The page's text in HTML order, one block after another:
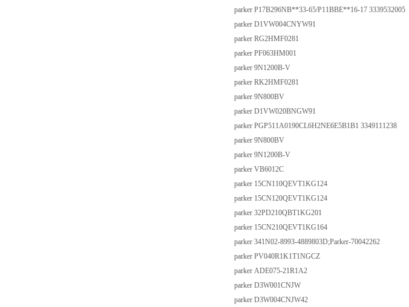
parker P17B296NB**33-65/P11BBE**16-17 3339532005
parker D1VW004CNYW91
parker RG2HMF0281
parker PF063HM001
parker 9N1200B-V
parker RK2HMF0281
parker 9N800BV
parker D1VW020BNGW91
parker PGP511A0190CL6H2NE6E5B1B1 3349111238
parker 9N800BV
parker 9N1200B-V
parker VB6012C
parker 15CN110QEVT1KG124
parker 15CN120QEVT1KG124
parker 32PD210QBT1KG201
parker 15CN210QEVT1KG164
parker 341N02-8993-4889803D;Parker-70042262
parker PV040R1K1T1NGCZ
parker ADE075-21R1A2
parker D3W001CNJW
parker D3W004CNJW42